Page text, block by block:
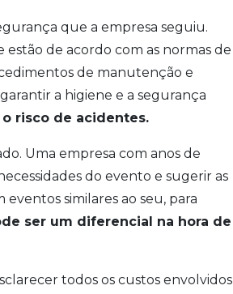
que a empresa seguiu.
de acordo com as normas de
de manutenção e
a higiene e a segurança
risco de acidentes.
Uma empresa com anos de
do evento e sugerir as
similares ao seu, para
ser um diferencial na hora de
todos os custos envolvidos